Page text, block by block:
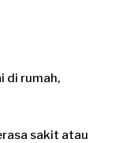
di rumah,
sakit atau